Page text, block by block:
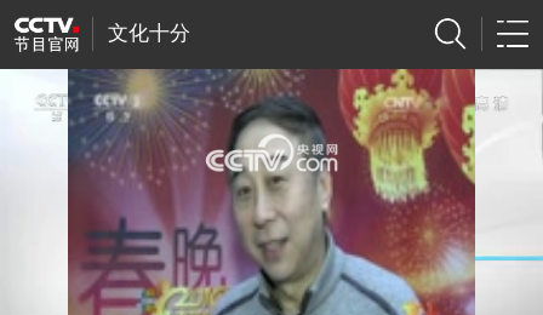
文化十分
网络开小差了，请稍后再试